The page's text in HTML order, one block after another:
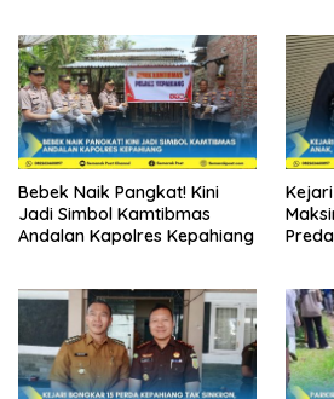
Bebek Naik Pangkat! Kini
Jadi Simbol Kamtibmas
Andalan Kapolres Kepahiang